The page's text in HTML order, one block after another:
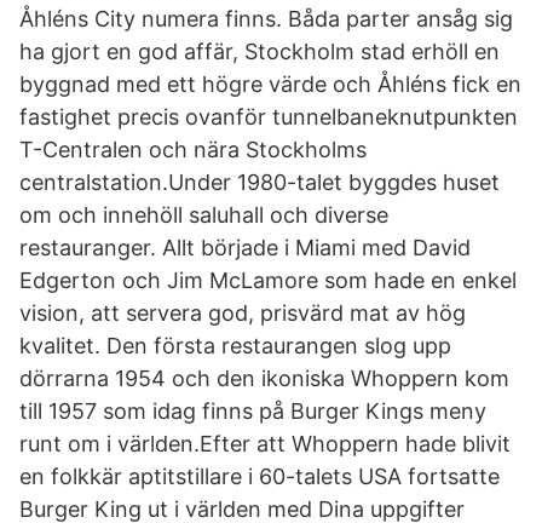
Åhléns City numera finns. Båda parter ansåg sig
ha gjort en god affär, Stockholm stad erhöll en
byggnad med ett högre värde och Åhléns fick en
fastighet precis ovanför tunnelbaneknutpunkten
T-Centralen och nära Stockholms
centralstation.Under 1980-talet byggdes huset
om och innehöll saluhall och diverse
restauranger. Allt började i Miami med David
Edgerton och Jim McLamore som hade en enkel
vision, att servera god, prisvärd mat av hög
kvalitet. Den första restaurangen slog upp
dörrarna 1954 och den ikoniska Whoppern kom
till 1957 som idag finns på Burger Kings meny
runt om i världen.Efter att Whoppern hade blivit
en folkkär aptitstillare i 60-talets USA fortsatte
Burger King ut i världen med Dina uppgifter